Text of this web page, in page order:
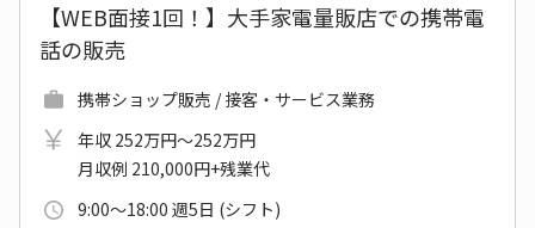
【WEB面接1回！】大手家電量販店での携帯電
話の販売
携帯ショップ販売 / 接客・サービス業務
年収 252万円～252万円
月収例 210,000円+残業代
9:00～18:00 週5日 (シフト)